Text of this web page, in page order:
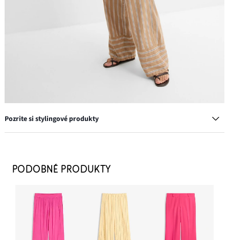
Pozrite si stylingové produkty
13,99 €
Voľné nohavice, pásikované, z pláteného mixu
33,99 €
PODOBNÉ PRODUKTY